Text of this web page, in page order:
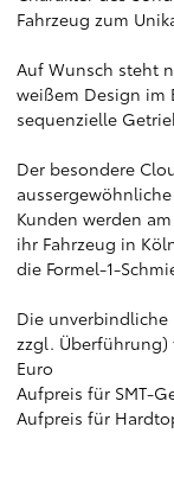
Fahrzeug zum
Auf Wunsch steht
weißem Design im
sequenzielle
Der besondere
Kunden werden
ihr Fahrzeug in
die Formel-1-
Die unverbindliche
zzgl. Überführung)
Euro
Aufpreis für SMT-
Aufpreis für